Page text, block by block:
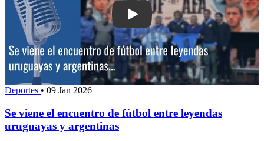
Play: Se viene el encuentro de fútbol
Deportes • 09 Jan 2026
Se viene el encuentro de fútbol entre leyendas
uruguayas y argentinas